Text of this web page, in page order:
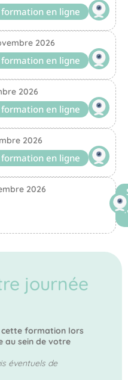
en ligne
2026
en ligne
2026
en ligne
2026
en ligne
2026
journée
cette formation lors
au sein de votre
éventuels de